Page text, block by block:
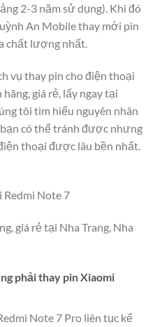
2-3 năm sử dụng). Khi đó
An Mobile thay mới pin
chất lượng nhất.
vụ thay pin cho điện thoại
giá rẻ, lấy ngay tại
tôi tìm hiểu nguyên nhân
có thể tránh được nhưng
thoại được lâu bền nhất.
Redmi Note 7
giá rẻ tại Nha Trang, Nha
phải thay pin Xiaomi
Note 7 Pro liên tục kể